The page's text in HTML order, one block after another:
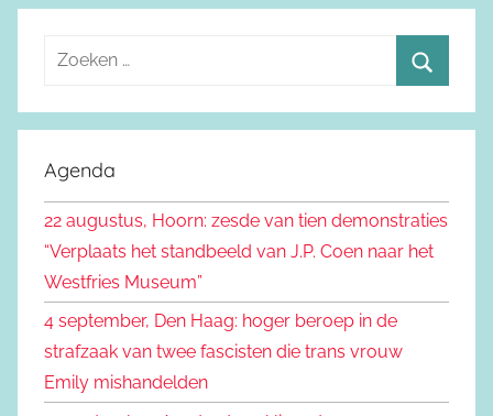
e
e
n
r
:
o
e
n
Agenda
22 augustus, Hoorn: zesde van tien demonstraties
“Verplaats het standbeeld van J.P. Coen naar het
Westfries Museum”
4 september, Den Haag: hoger beroep in de
strafzaak van twee fascisten die trans vrouw
Emily mishandelden